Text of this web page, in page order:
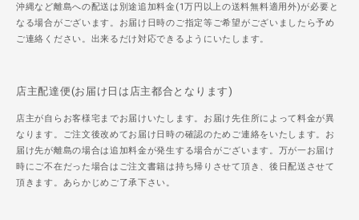
沖縄など離島への配送は別途追加料金(1万円以上の送料無料適用外)が必要と
なる場合がございます。お届け日時のご指定等ご希望がございましたら予め
ご連絡ください。出来るだけ対応できるようにいたします。
店主配達便(お届け日は店主都合となります)
店主が自らお客様宅までお届けいたします。お届け先住所によって料金が異
なります。ご注文後改めてお届け日時の確認のためご連絡をいたします。お
届け先が離島の場合は追加料金が発生する場合がございます。万が一お届け
時にご不在だった場合はご注文書籍は持ち帰りさせて頂き、後日配送させて
頂きます。あらかじめご了承下さい。